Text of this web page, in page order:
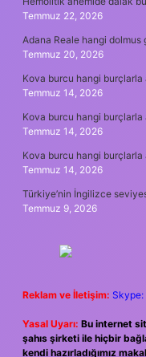
Temmuz 22, 2026
Adana Reale hangi dolmus
Temmuz 20, 2026
Kova burcu hangi burçlarla
Temmuz 14, 2026
Kova burcu hangi burçlarla
Temmuz 14, 2026
Kova burcu hangi burçlarla
Temmuz 14, 2026
Türkiye’nin İngilizce
Temmuz 9, 2026
Reklam ve İletişim:
Yasal Uyarı: Bu internet
şahıs şirketi ile hiçbir
kendi hazırladığımız